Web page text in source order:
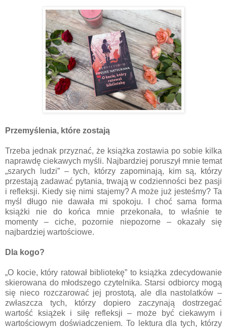
Przemyślenia, które zostają
Trzeba jednak przyznać, że książka zostawia po sobie kilka
naprawdę ciekawych myśli. Najbardziej poruszył mnie temat
„szarych ludzi” – tych, którzy zapominają, kim są, którzy
przestają zadawać pytania, trwają w codzienności bez pasji
i refleksji. Kiedy się nimi stajemy? A może już jesteśmy? Ta
myśl długo nie dawała mi spokoju. I choć sama forma
książki nie do końca mnie przekonała, to właśnie te
momenty – ciche, pozornie niepozorne – okazały się
najbardziej wartościowe.
Dla kogo?
„O kocie, który ratował bibliotekę” to książka zdecydowanie
skierowana do młodszego czytelnika. Starsi odbiorcy mogą
się nieco rozczarować jej prostotą, ale dla nastolatków –
zwłaszcza tych, którzy dopiero zaczynają dostrzegać
wartość książek i siłę refleksji – może być ciekawym i
wartościowym doświadczeniem. To lektura dla tych, którzy